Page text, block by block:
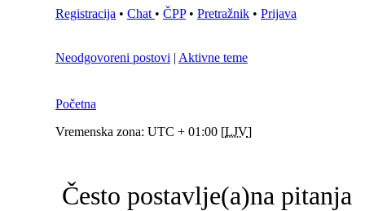
Registracija • Chat • ČPP• Pretražnik • Prijava
Neodgovoreni postovi | Aktivne teme
Početna
Vremenska zona: UTC + 01:00 [LJV]
Često postavlje(a)na pitanja